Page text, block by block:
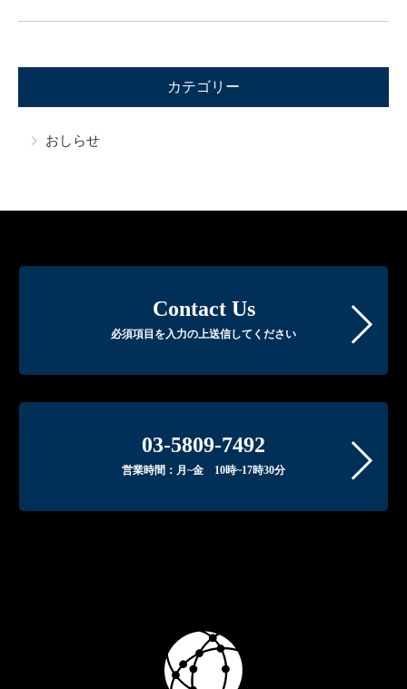
カテゴリー
おしらせ
Contact Us
必須項目を入力の上送信してください
03-5809-7492
営業時間：月~金 10時~17時30分